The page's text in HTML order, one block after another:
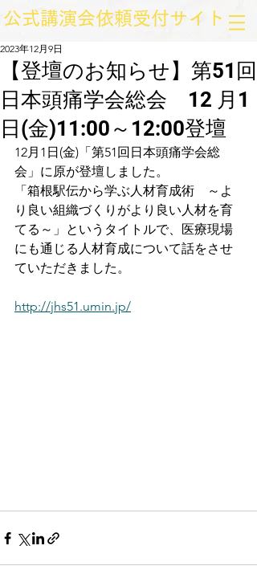
​公式講演会依頼受付サイト
【登壇のお知らせ】第51回
日本頭痛学会総会 12 月1
日(金)11:00～12:00登壇
2023年12月9日
12月1日(金)「第51回日本頭痛学会総
会」に原が登壇しました。
「箱根駅伝から学ぶ人材育成術　～よ
り良い組織づくりがより良い人材を育
てる～」というタイトルで、医療現場
にも通じる人材育成について話をさせ
ていただきました。
http://jhs51.umin.jp/